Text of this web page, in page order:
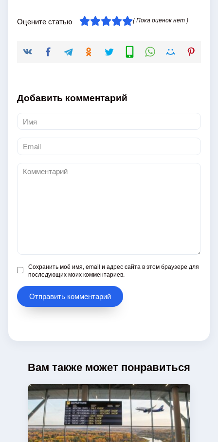
Оцените статью ( Пока оценок нет )
Добавить комментарий
Имя
*
Email
*
Комментарий
Сохранить моё имя, email и адрес сайта в этом браузере для
последующих моих комментариев.
Вам также может понравиться